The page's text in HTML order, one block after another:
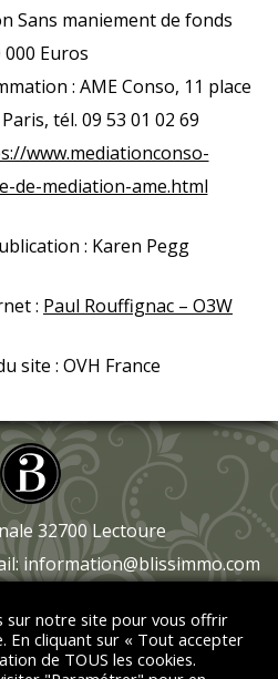
Sans maniement de fonds
000 Euros
: AME Conso, 11 place
tél. 09 53 01 02 69
www.mediationconso-
de-mediation-ame.html
: Karen Pegg
: Paul Rouffignac – O3W
site : OVH France
32700 Lectoure
information@blissimmo.com
mentions légales
sur notre site pour vous offrir
En cliquant sur « Tout accepter
de TOUS les cookies.